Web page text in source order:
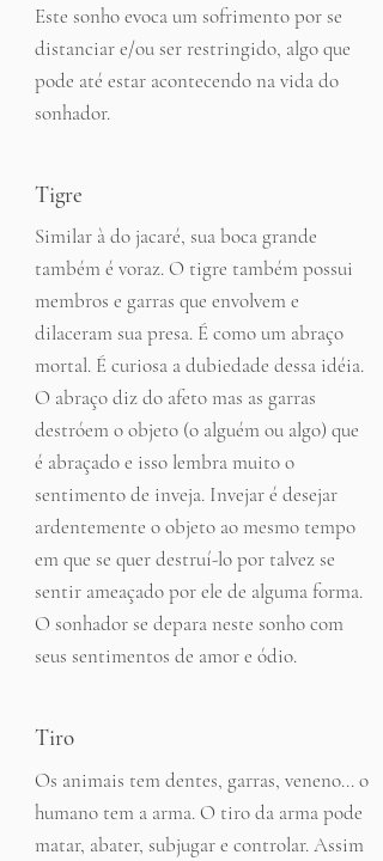
Este sonho evoca um sofrimento por se
distanciar e/ou ser restringido, algo que
pode até estar acontecendo na vida do
sonhador.
Tigre
Similar à do jacaré, sua boca grande
também é voraz. O tigre também possui
membros e garras que envolvem e
dilaceram sua presa. É como um abraço
mortal. É curiosa a dubiedade dessa idéia.
O abraço diz do afeto mas as garras
destróem o objeto (o alguém ou algo) que
é abraçado e isso lembra muito o
sentimento de inveja. Invejar é desejar
ardentemente o objeto ao mesmo tempo
em que se quer destruí-lo por talvez se
sentir ameaçado por ele de alguma forma.
O sonhador se depara neste sonho com
seus sentimentos de amor e ódio.
Tiro
Os animais tem dentes, garras, veneno... o
humano tem a arma. O tiro da arma pode
matar, abater, subjugar e controlar. Assim